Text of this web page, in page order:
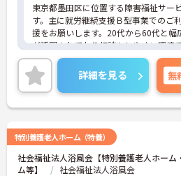
東京都墨田区に位置する障害福祉サー
す。主に就労継続支援Ｂ型事業でのご
援をお願いします。20代から60代と幅
が活躍されており相談もしやすい環境
日は120日、土日祝がお休みですので
バランスも実現できます。ご興味ある方
対策ポイントなど、さらに詳細をお話
のでお気軽にご相談ください！
詳細を見る 無
特別養護老人ホーム（特養）
社会福祉法人浴風会【特別養護老人ホー
ム等】
社会福祉法人浴風会